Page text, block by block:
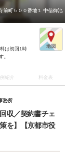
前町５００番地１ 中信御池
は初回1時
。
例紹介 料金表
務所
収／契約書チェ
を】【京都市役